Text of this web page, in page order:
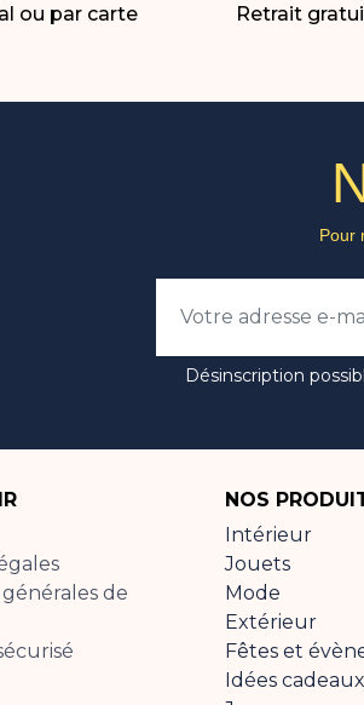
ou par carte Retrait
Pour
Désinscription
de
NOS
Intérieur
Jouets
Mode
Extérieur
Fêtes et
Idées cadeaux